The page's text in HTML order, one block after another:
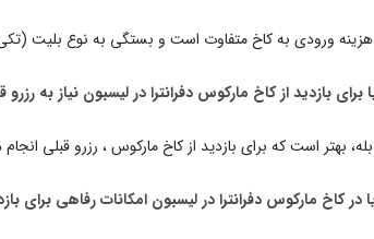
هزینه ورودی به کاخ متفاوت است و بستگی به نوع بلیت (تکی
بله، بهتر است که برای بازدید از کاخ مارکوس ، رزرو قبلی انجام